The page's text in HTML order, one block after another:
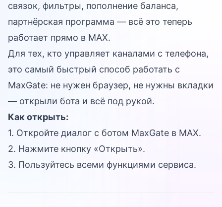
связок, фильтры, пополнение баланса,
партнёрская программа — всё это теперь
работает прямо в MAX.
Для тех, кто управляет каналами с телефона,
это самый быстрый способ работать с
MaxGate: не нужен браузер, не нужны вкладки
— открыли бота и всё под рукой.
Как открыть:
1. Откройте диалог с ботом MaxGate в MAX.
2. Нажмите кнопку «Открыть».
3. Пользуйтесь всеми функциями сервиса.